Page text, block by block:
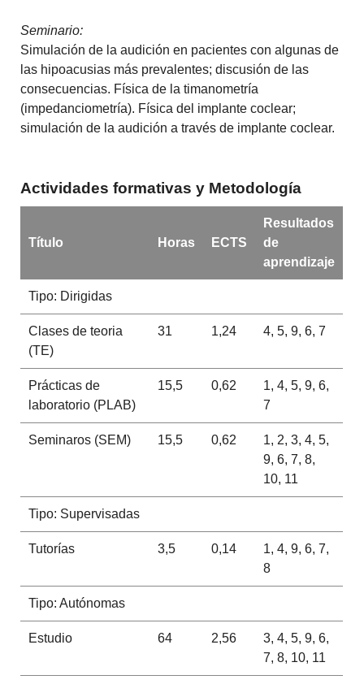
Seminario:
Simulación de la audición en pacientes con algunas de
las hipoacusias más prevalentes; discusión de las
consecuencias. Física de la timanometría
(impedanciometría). Física del implante coclear;
simulación de la audición a través de implante coclear.
Actividades formativas y Metodología
Título Horas ECTS
Resultados
de
aprendizaje
Tipo: Dirigidas
Clases de teoria
(TE)
31 1,24 4, 5, 9, 6, 7
Prácticas de
laboratorio (PLAB)
15,5 0,62
1, 4, 5, 9, 6,
7
Seminaros (SEM) 15,5 0,62
1, 2, 3, 4, 5,
9, 6, 7, 8,
10, 11
Tipo: Supervisadas
Tutorías 3,5 0,14
1, 4, 9, 6, 7,
8
Tipo: Autónomas
Estudio 64 2,56
3, 4, 5, 9, 6,
7, 8, 10, 11